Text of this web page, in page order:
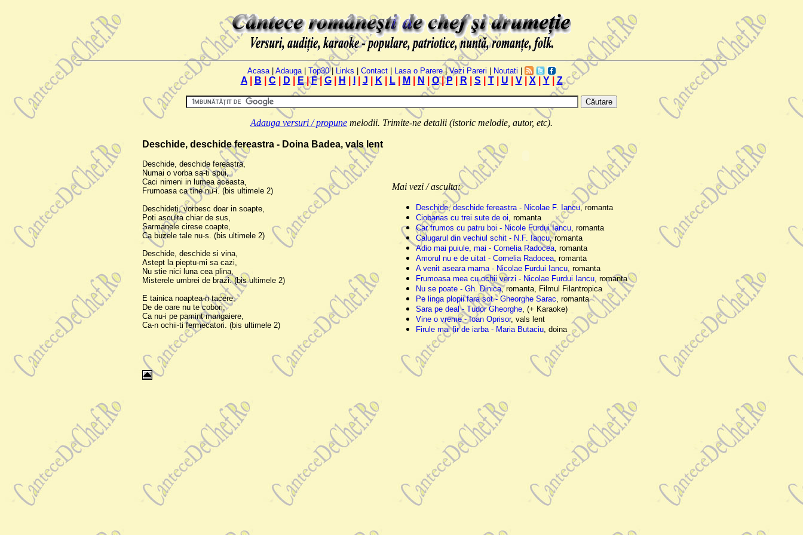
Acasa| Adauga| Top30| Links Contact Lasa o Parere|Vezi Pareri Noutati
A| B C D E|F| G| H J K L| M N O|P| R S T| U V| X Y| Z
Adauga versuri / propune melodii. Trimite-ne detalii (istoric melodie, autor, etc).
Deschide, deschide fereastra - Doina Badea, vals lent
Deschide, deschide fereastra,
Numai o vorba sa-ti spui,
Caci nimeni in lumea aceasta,
Frumoasa ca tine nu-i. (bis ultimele 2)
Deschideti, vorbesc doar in soapte,
Poti asculta chiar de sus,
Sarmanele cirese coapte,
Ca buzele tale nu-s. (bis ultimele 2)
Deschide, deschide si vina,
Astept la pieptu-mi sa cazi,
Nu stie nici luna cea plina,
Misterele umbrei de brazi. (bis ultimele 2)
E tainica noaptea-n tacere,
De de oare nu te cobori,
Ca nu-i pe pamint mangaiere,
Ca-n ochii-ti fermecatori. (bis ultimele 2)
Mai vezi / asculta:
Deschide, deschide fereastra - Nicolae F. Iancu, romanta
Ciobanas cu trei sute de oi, romanta
Car frumos cu patru boi - Nicole Furdui Iancu, romanta
Calugarul din vechiul schit - N.F. Iancu, romanta
Adio mai puiule, mai - Cornelia Radocea, romanta
Amorul nu e de uitat - Cornelia Radocea, romanta
A venit aseara mama - Nicolae Furdui Iancu, romanta
Frumoasa mea cu ochii verzi - Nicolae Furdui Iancu, romanta
Nu se poate - Gh. Dinica, romanta, Filmul Filantropica
Pe linga plopii fara sot - Gheorghe Sarac, romanta
Sara pe deal - Tudor Gheorghe, (+ Karaoke)
Vine o vreme - Ioan Oprisor, vals lent
Firule mai fir de iarba - Maria Butaciu, doina